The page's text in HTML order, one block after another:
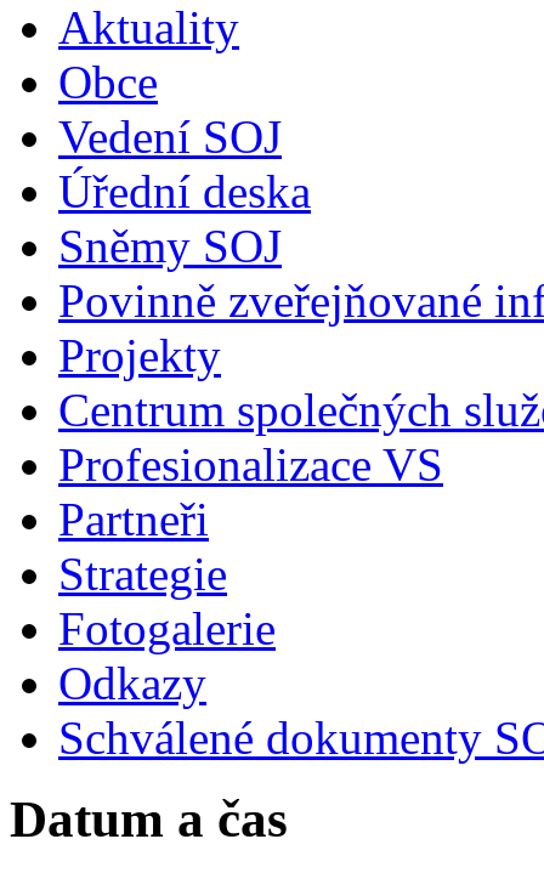
Aktuality
Obce
Vedení SOJ
Úřední deska
Sněmy SOJ
Povinně zveřejňované
Projekty
Centrum společných
Profesionalizace VS
Partneři
Strategie
Fotogalerie
Odkazy
Schválené dokumenty
Datum a čas